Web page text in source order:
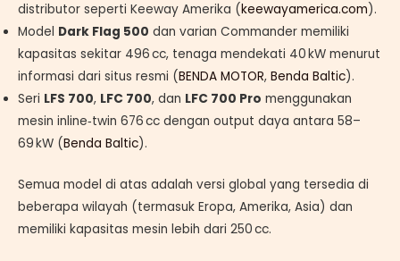
distributor seperti Keeway Amerika (keewayamerica.com).
Model Dark Flag 500 dan varian Commander memiliki
kapasitas sekitar 496 cc, tenaga mendekati 40 kW menurut
informasi dari situs resmi (BENDA MOTOR, Benda Baltic).
Seri LFS 700, LFC 700, dan LFC 700 Pro menggunakan
mesin inline‑twin 676 cc dengan output daya antara 58–
69 kW (Benda Baltic).
Semua model di atas adalah versi global yang tersedia di
beberapa wilayah (termasuk Eropa, Amerika, Asia) dan
memiliki kapasitas mesin lebih dari 250 cc.